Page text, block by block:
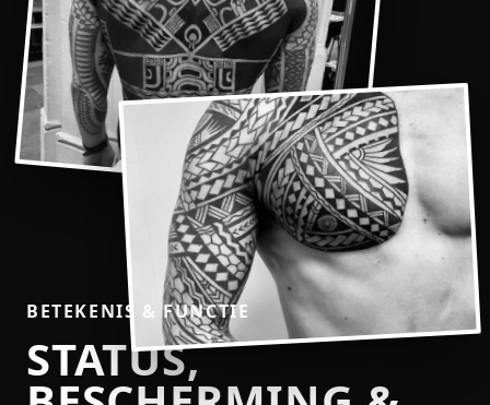
BETEKENIS & FUNCTIE
STATUS,